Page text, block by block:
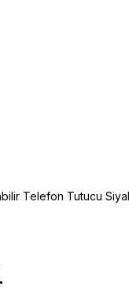
Telefon Tutucu